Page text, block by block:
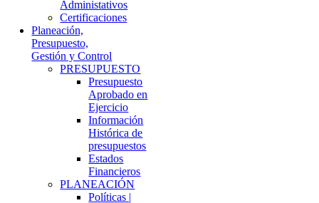
Administativos
Certificaciones
Planeación,
Presupuesto,
Gestión y Control
PRESUPUESTO
Presupuesto
Aprobado en
Ejercicio
Información
Histórica de
presupuestos
Estados
Financieros
PLANEACIÓN
Políticas |